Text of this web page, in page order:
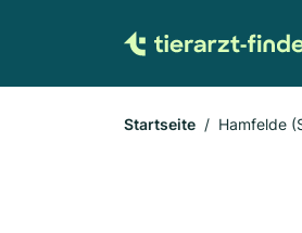
Startseite Hamfelde